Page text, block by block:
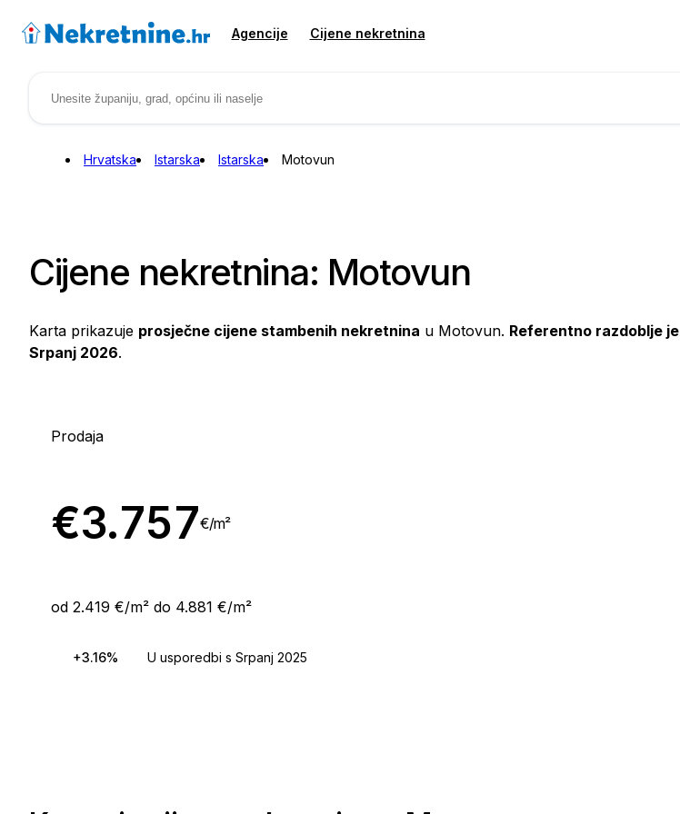
Agencije Cijene nekretnina
Hrvatska Istarska Istarska Motovun
Cijene nekretnina: Motovun
Karta prikazuje prosječne cijene stambenih nekretnina u Motovun. Referentno razdoblje je
Srpanj 2026.
Prodaja
€3.757€/m²
od 2.419 €/m² do 4.881 €/m²
+3.16% U usporedbi s Srpanj 2025